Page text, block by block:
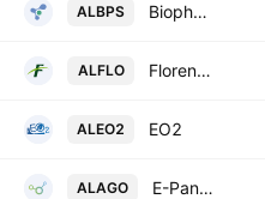
ALBPS Biophytis SA
ALFLO Florentaise SA
ALEO2 EO2
ALAGO E-Pango